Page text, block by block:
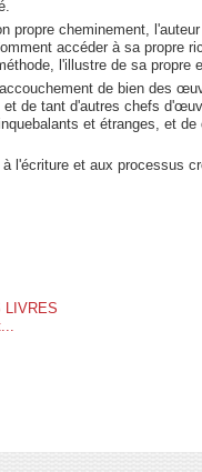
propre cheminement,
accéder à sa propre
l'illustre de sa propre
de bien des
de tant d'autres chefs
et étranges, et
l'écriture et aux processus
LIVRES